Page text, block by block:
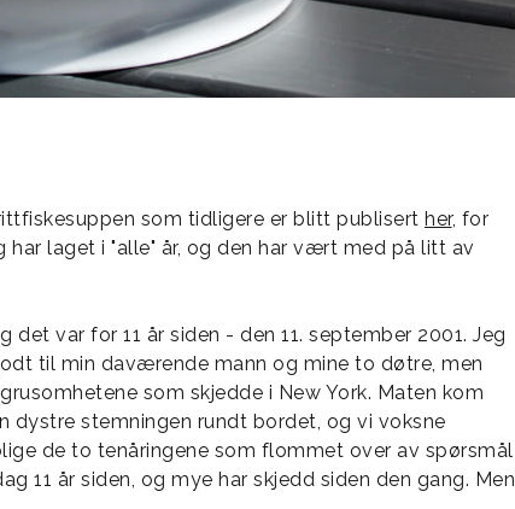
som tidligere er blitt publisert her, for
har laget i "alle" år, og den har vært med på litt av
var for 11 år siden - den 11. september 2001. Jeg
til min daværende mann og mine to døtre, men
som skjedde i New York. Maten kom
dystre stemningen rundt bordet, og vi voksne
de to tenåringene som flommet over av spørsmål
11 år siden, og mye har skjedd siden den gang. Men